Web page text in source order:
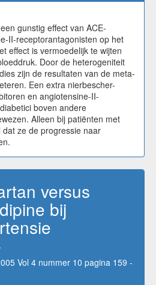
gunstig effect van ACE-
II-receptorantagonisten op het
effect is vermoedelijk te wijten
Door de heterogeniteit
zijn de resultaten van de meta-
Een extra nierbescher-
en angiotensine-II-
boven andere
Alleen bij patiënten met
ze de progressie naar
versus
bij
Vol 4 nummer 10 pagina 159 -